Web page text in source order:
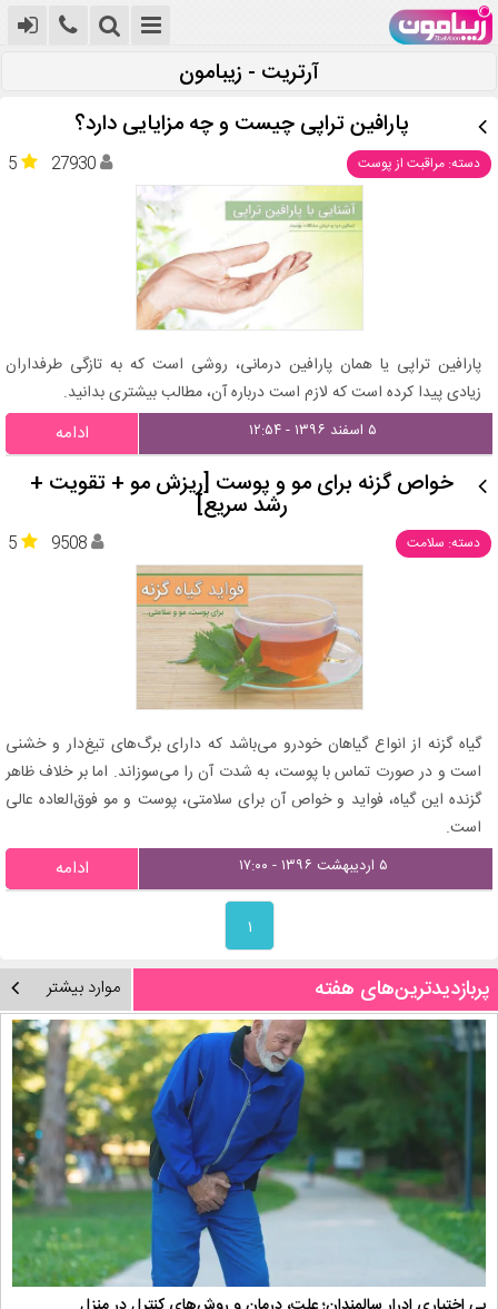
آرتریت - زیبامون
پارافین تراپی چیست و چه مزایایی دارد؟
دسته: مراقبت از پوست 5 27930
پارافین تراپی یا همان پارافین درمانی، روشی است که به تازگی طرفداران
زیادی پیدا کرده است که لازم است درباره آن، مطالب بیشتری بدانید.
۵ اسفند ۱۳۹۶ - ۱۲:۵۴ ادامه
خواص گزنه برای مو و پوست [ریزش مو + تقویت +
رشد سریع]
دسته: سلامت 5 9508
گیاه گزنه از انواع گیاهان خودرو می‌باشد که دارای برگ‌های تیغ‌دار و خشنی
است و در صورت تماس با پوست، به شدت آن را می‌سوزاند. اما بر خلاف ظاهر
گزنده این گیاه، فواید و خواص آن برای سلامتی، پوست و مو فوق‌العاده عالی
است.
۵ اردیبهشت ۱۳۹۶ - ۱۷:۰۰ ادامه
۱
پربازدیدترین‌های هفته موارد بیشتر